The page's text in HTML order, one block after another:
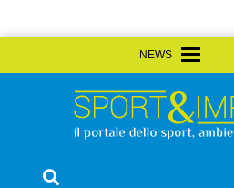
to
Sport&Impianti